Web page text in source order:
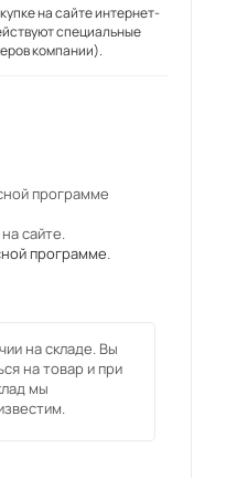
на сайте интернет-
специальные
компании).
программе
сайте.
программе.
на складе. Вы
на товар и при
мы